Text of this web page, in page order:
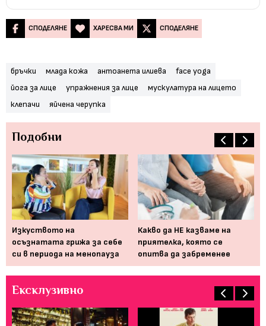
СПОДЕЛЯНЕ ХАРЕСВА МИ СПОДЕЛЯНЕ
бръчки млада кожа антоанета илиева
face yoga
йога за лице
упражнения за лице
мускулатура на лицето
клепачи
яйчена черупка
Подобни
Изкуството на
осъзнатата грижа за себе
си в периода на менопауза
Какво да НЕ казваме на
приятелка, която се
опитва да забременее
Ексклузивно